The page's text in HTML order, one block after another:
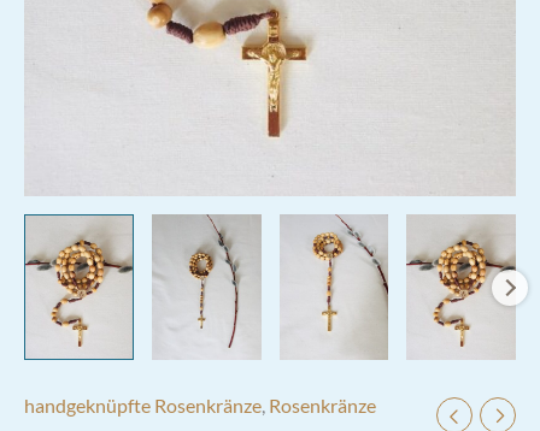
handgeknüpfte Rosenkränze, Rosenkränze